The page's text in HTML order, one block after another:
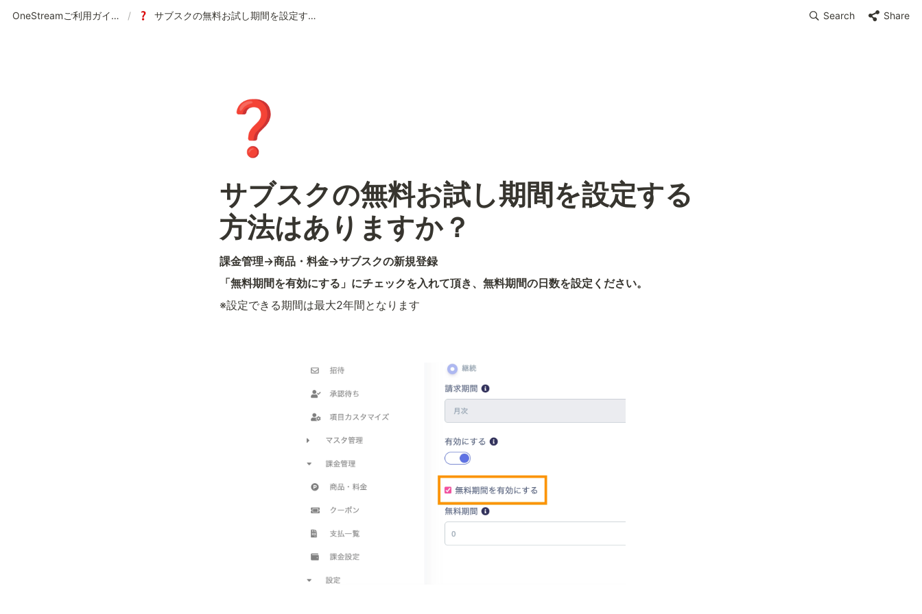
OneStreamご利用ガイド | 使い方の案内 / サブスクの無料お試し期間を設定する方法はありますか？ Search Share
❓
サブスクの無料お試し期間を設定する
方法はありますか？
課金管理→商品・料金→サブスクの新規登録
「無料期間を有効にする」にチェックを入れて頂き、無料期間の日数を設定ください。
※設定できる期間は最大2年間となります